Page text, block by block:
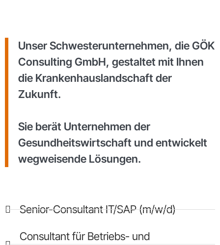
Unser Schwesterunternehmen, die GÖK
Consulting GmbH, gestaltet mit Ihnen
die Krankenhauslandschaft der
Zukunft.
Sie berät Unternehmen der
Gesundheitswirtschaft und entwickelt
wegweisende Lösungen.
Senior-Consultant IT/SAP (m/w/d)
Consultant für Betriebs- und